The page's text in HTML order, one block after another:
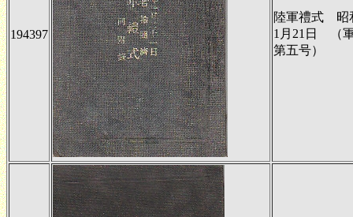
194397
陸軍禮式 昭
1月21日 （
第五号）